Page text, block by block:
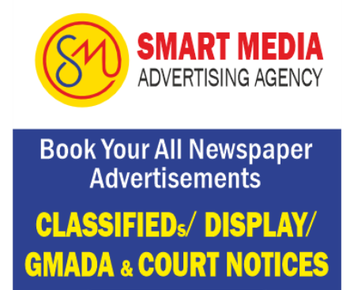
Hukamnama Sri Darbar Sahib, Amritsar – Punjabi Dunia
CM ਮਾਨ ਨੇ 866 ਨੌਜਵਾਨਾਂ ਨੂੰ ਸਰਕਾਰੀ ਨੌਕਰੀਆਂ ਦੇ ਨਿਯੁਕਤੀ ਪੱਤਰ ਸੌਂਪੇ
ਸ੍ਰੀਲੰਕਾ ਟੈਸਟ ਸੀਰੀਜ਼: ਸਰਫ਼ਰਾਜ਼ ਖਾਨ ਹੋ ਸਕਦੇ ਹਨ ਸਾਈ ਸੁਦਰਸ਼ਨ ਦੇ ਬਦਲ
ਗੁਰਨੂਰ ਬਰਾੜ ਨੇ ਇਕ ਓਵਰ ‘ਚ ਜੜੇ 4 ਛੱਕੇ; ਗੰਭੀਰ ਦੇ ਚਿਹਰੇ ’ਤੇ ਆਈ ਮੁਸਕਾਨ